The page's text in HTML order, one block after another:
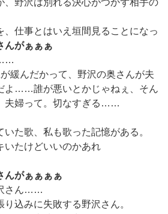
、野沢は別れる決心がつかず相手の
、仕事とはいえ垣間見ることになっ
んがぁぁぁ
緩んだかって、野沢の奥さんが夫
よ……誰が悪いとかじゃねぇ、そん
夫婦って。切なすぎる……
た歌、私も歌った記憶がある。
いたけどいいのかあれ
んがぁぁぁぁ
さん……
込みに失敗する野沢さん。